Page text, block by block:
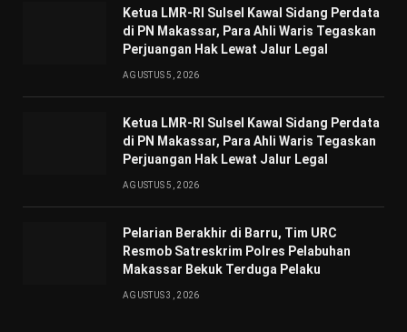
Ketua LMR-RI Sulsel Kawal Sidang Perdata
di PN Makassar, Para Ahli Waris Tegaskan
Perjuangan Hak Lewat Jalur Legal
AGUSTUS 5, 2026
Ketua LMR-RI Sulsel Kawal Sidang Perdata
di PN Makassar, Para Ahli Waris Tegaskan
Perjuangan Hak Lewat Jalur Legal
AGUSTUS 5, 2026
Pelarian Berakhir di Barru, Tim URC
Resmob Satreskrim Polres Pelabuhan
Makassar Bekuk Terduga Pelaku
AGUSTUS 3, 2026